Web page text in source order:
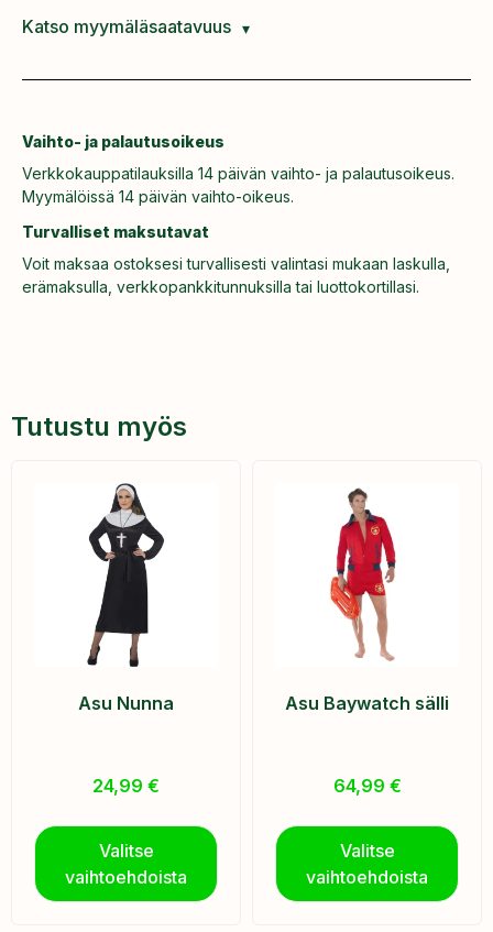
Katso myymäläsaatavuus
Vaihto- ja palautusoikeus
Verkkokauppatilauksilla 14 päivän vaihto- ja palautusoikeus.
Myymälöissä 14 päivän vaihto-oikeus.
Turvalliset maksutavat
Voit maksaa ostoksesi turvallisesti valintasi mukaan laskulla,
erämaksulla, verkkopankkitunnuksilla tai luottokortillasi.
Tutustu myös
Asu Nunna
24,99 €
Valitse
vaihtoehdoista
Asu Baywatch sälli
64,99 €
Valitse
vaihtoehdoista